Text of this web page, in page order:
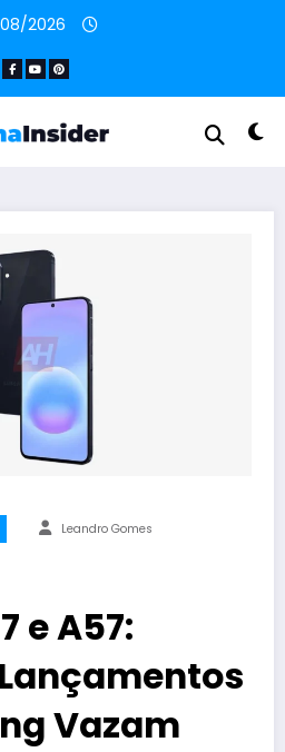
2026
Leandro Gomes
e A57:
Vazam